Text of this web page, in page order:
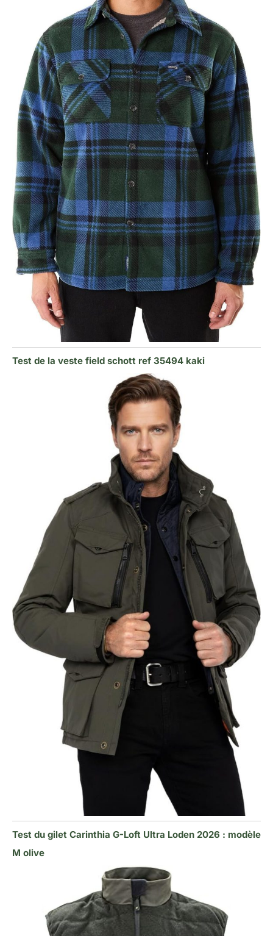
Test de la veste field schott ref 35494 kaki
Test du gilet Carinthia G-Loft Ultra Loden 2026 : modèle
M olive